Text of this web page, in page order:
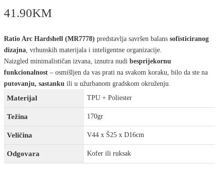
41.90KM
Ratio Arc Hardshell (MR7778) predstavlja savršen balans sofisticiranog
dizajna, vrhunskih materijala i inteligentne organizacije.
Naizgled minimalističan izvana, iznutra nudi besprijekornu
funkcionalnost – osmišljen da vas prati na svakom koraku, bilo da ste na
putovanju, sastanku ili u užurbanom gradskom okruženju.
Materijal TPU + Poliester
Težina 170gr
Veličina V44 x Š25 x D16cm
Odgovara Kofer ili ruksak